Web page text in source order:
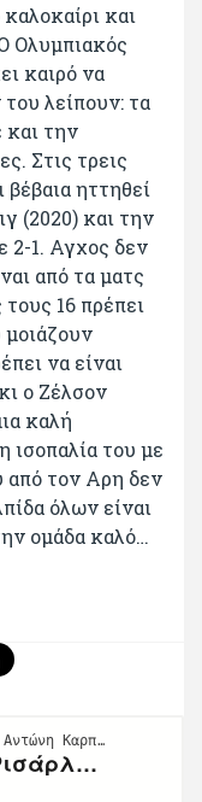
και
Ολυμπιακός
καιρό να
του λείπουν: τα
και την
Στις τρεις
ηττηθεί
(2020) και την
2-1. Αγχος δεν
από τα ματς
16 πρέπει
μοιάζουν
να είναι
ο Ζέλσον
καλή
ισοπαλία του με
από τον Αρη δεν
όλων είναι
ομάδα καλό…